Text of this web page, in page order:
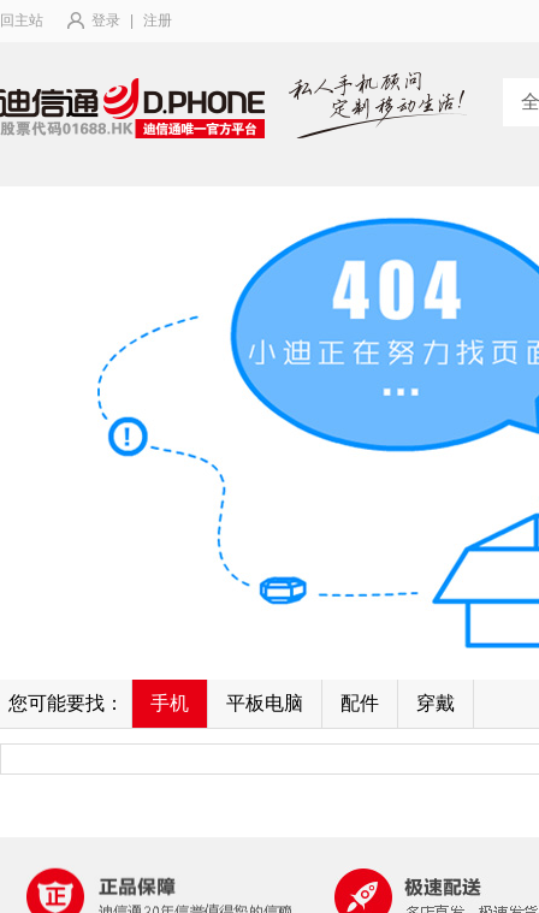
回主站 登录 注册
您可能要找： 手机 平板电脑 配件 穿戴